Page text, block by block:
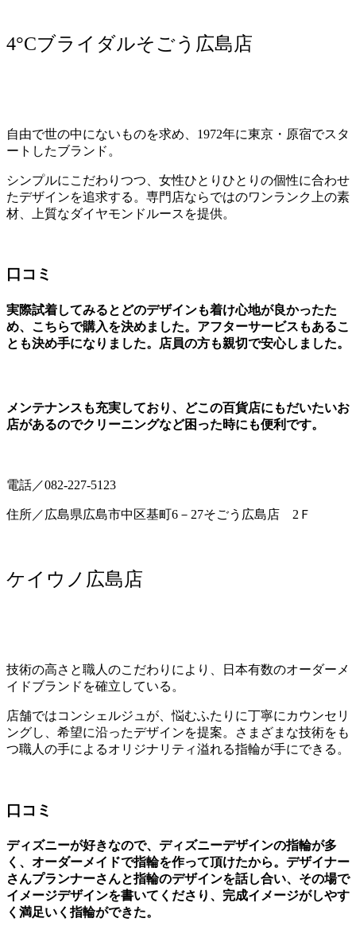
4°Cブライダルそごう広島店
自由で世の中にないものを求め、1972年に東京・原宿でスタ
ートしたブランド。
シンプルにこだわりつつ、女性ひとりひとりの個性に合わせ
たデザインを追求する。専門店ならではのワンランク上の素
材、上質なダイヤモンドルースを提供。
口コミ
実際試着してみるとどのデザインも着け心地が良かったた
め、こちらで購入を決めました。アフターサービスもあるこ
とも決め手になりました。店員の方も親切で安心しました。
メンテナンスも充実しており、どこの百貨店にもだいたいお
店があるのでクリーニングなど困った時にも便利です。
電話／082-227-5123
住所／広島県広島市中区基町6－27そごう広島店 2Ｆ
ケイウノ広島店
技術の高さと職人のこだわりにより、日本有数のオーダーメ
イドブランドを確立している。
店舗ではコンシェルジュが、悩むふたりに丁寧にカウンセリ
ングし、希望に沿ったデザインを提案。さまざまな技術をも
つ職人の手によるオリジナリティ溢れる指輪が手にできる。
口コミ
ディズニーが好きなので、ディズニーデザインの指輪が多
く、オーダーメイドで指輪を作って頂けたから。デザイナー
さんプランナーさんと指輪のデザインを話し合い、その場で
イメージデザインを書いてくださり、完成イメージがしやす
く満足いく指輪ができた。